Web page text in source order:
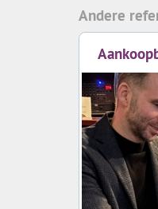
Andere